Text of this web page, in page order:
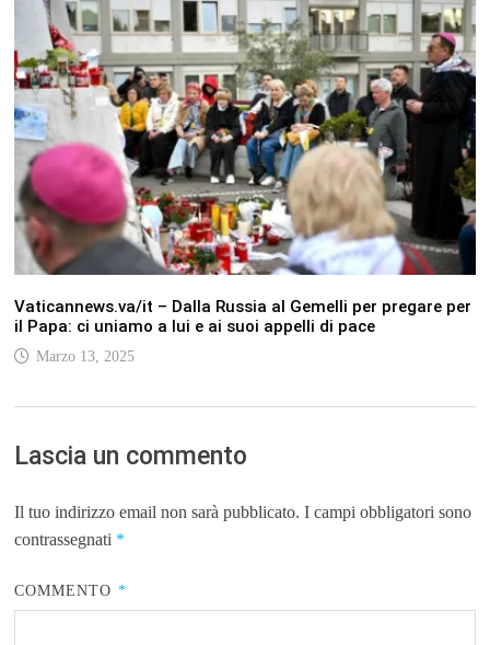
Vaticannews.va/it – Dalla Russia al Gemelli per pregare per
il Papa: ci uniamo a lui e ai suoi appelli di pace
Marzo 13, 2025
Lascia un commento
Il tuo indirizzo email non sarà pubblicato. I campi obbligatori sono
contrassegnati *
COMMENTO *